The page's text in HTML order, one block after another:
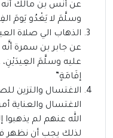
عن أنس بن مالك أنَّه
وسلَّمَ لا يَغْدُو يَومَ
الذهاب الي صلاة
عن جابر بن سمرة
عليه وسلَّمَ العِيدَيْنِ،
إقَامَةٍ”
الاغتسال والتزين
الاغتسال والعناية
الله عنهم لم يذهبوا
لذلك يجب أن نظهر